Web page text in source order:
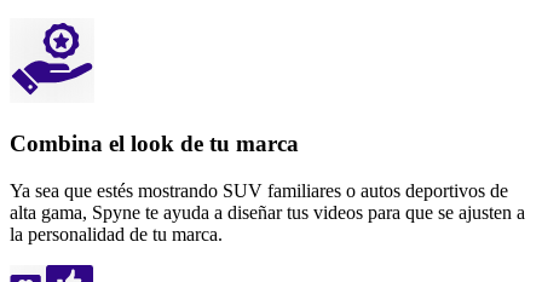
Combina el look de tu marca
Ya sea que estés mostrando SUV familiares o autos deportivos de
alta gama, Spyne te ayuda a diseñar tus videos para que se ajusten a
la personalidad de tu marca.